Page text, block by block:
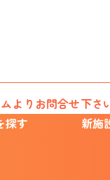
よりお問合せ下さ
探す 新施